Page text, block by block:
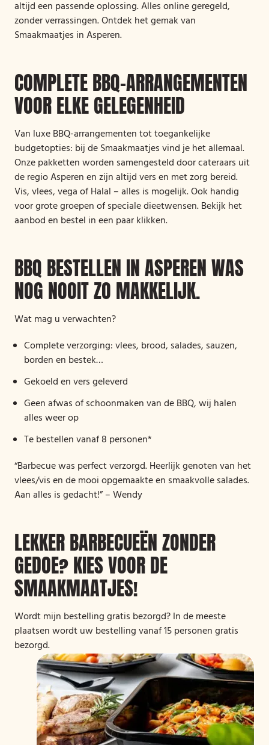
altijd een passende oplossing. Alles online geregeld,
zonder verrassingen. Ontdek het gemak van
Smaakmaatjes in Asperen.
COMPLETE BBQ-ARRANGEMENTEN
VOOR ELKE GELEGENHEID
Van luxe BBQ-arrangementen tot toegankelijke
budgetopties: bij de Smaakmaatjes vind je het allemaal.
Onze pakketten worden samengesteld door cateraars uit
de regio Asperen en zijn altijd vers en met zorg bereid.
Vis, vlees, vega of Halal – alles is mogelijk. Ook handig
voor grote groepen of speciale dieetwensen. Bekijk het
aanbod en bestel in een paar klikken.
BBQ BESTELLEN IN ASPEREN WAS
NOG NOOIT ZO MAKKELIJK.
Wat mag u verwachten?
Complete verzorging: vlees, brood, salades, sauzen,
borden en bestek…
Gekoeld en vers geleverd
Geen afwas of schoonmaken van de BBQ, wij halen
alles weer op
Te bestellen vanaf 8 personen*
“Barbecue was perfect verzorgd. Heerlijk genoten van het
vlees/vis en de mooi opgemaakte en smaakvolle salades.
Aan alles is gedacht!” – Wendy
LEKKER BARBECUEËN ZONDER
GEDOE? KIES VOOR DE
SMAAKMAATJES!
Wordt mijn bestelling gratis bezorgd? In de meeste
plaatsen wordt uw bestelling vanaf 15 personen gratis
bezorgd.